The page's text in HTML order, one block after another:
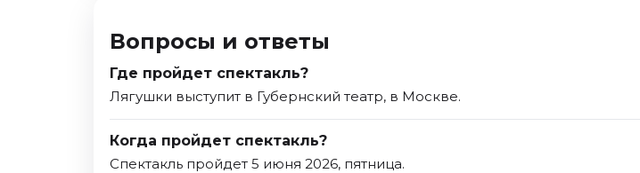
Вопросы и ответы
Где пройдет спектакль?
Лягушки выступит в Губернский театр, в Москве.
Когда пройдет спектакль?
Спектакль пройдет 5 июня 2026, пятница.